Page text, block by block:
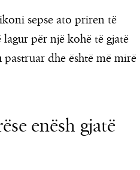
sepse ato priren të
për një kohë të gjatë
dhe është më mirë
enësh gjatë